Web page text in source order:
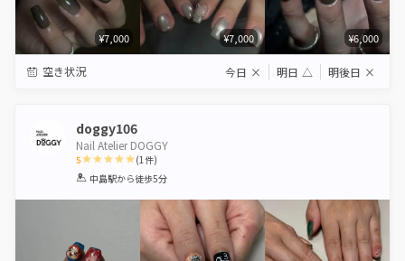
¥7,000 ¥7,000 ¥6,000
空き状況 今日 × 明日 △ 明後日 ×
doggy106
Nail Atelier DOGGY
5
1 2 3 4 5
(1件)
中島駅から徒歩5分